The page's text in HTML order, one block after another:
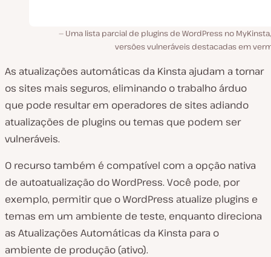
Uma lista parcial de plugins de WordPress no
versões vulneráveis destacadas em
As atualizações automáticas da Kinsta ajudam a tornar
os sites mais seguros, eliminando o trabalho árduo
que pode resultar em operadores de sites adiando
atualizações de plugins ou temas que podem ser
vulneráveis.
O recurso também é compatível com a opção nativa
de autoatualização do WordPress. Você pode, por
exemplo, permitir que o WordPress atualize plugins e
temas em um ambiente de teste, enquanto direciona
as Atualizações Automáticas da Kinsta para o
ambiente de produção (ativo).